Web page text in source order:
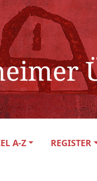
A-Z REGISTER